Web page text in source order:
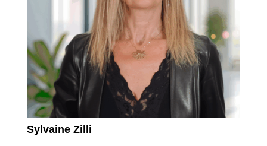
Sylvaine Zilli